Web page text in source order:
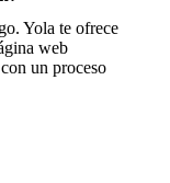
Yola te ofrece
web
un proceso